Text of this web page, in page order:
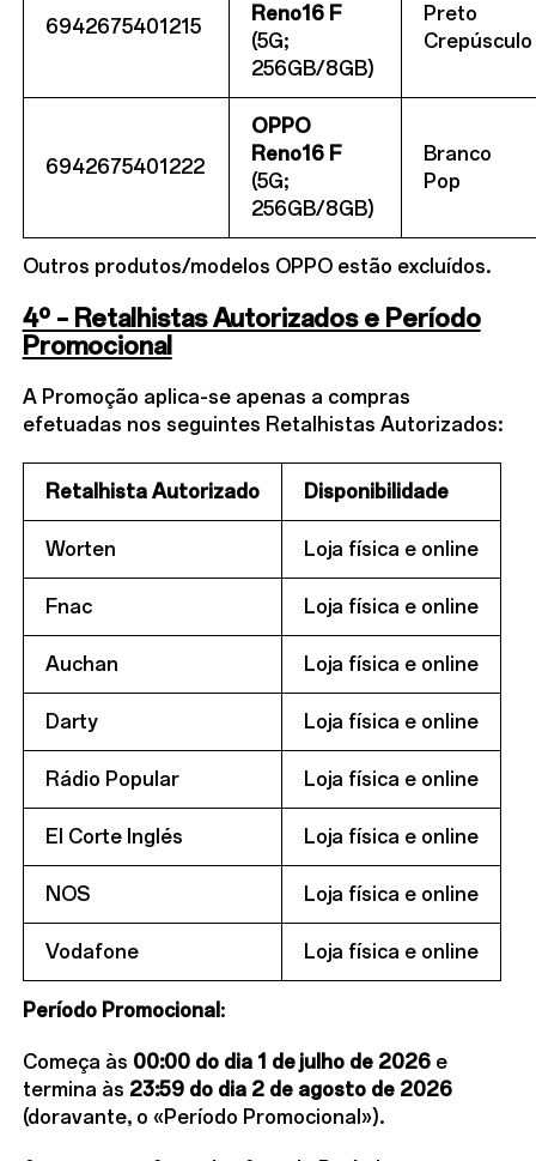
6942675401215
Reno16 F
(5G;
256GB/8GB)
Preto
Crepúsculo
6942675401222
OPPO
Reno16 F
(5G;
256GB/8GB)
Branco
Pop
Outros produtos/modelos OPPO estão excluídos.
4º – Retalhistas Autorizados e Período
Promocional
A Promoção aplica-se apenas a compras
efetuadas nos seguintes Retalhistas Autorizados:
Retalhista Autorizado Disponibilidade
Worten Loja física e online
Fnac Loja física e online
Auchan Loja física e online
Darty Loja física e online
Rádio Popular Loja física e online
El Corte Inglés Loja física e online
NOS Loja física e online
Vodafone Loja física e online
Período Promocional :
Começa às 00:00 do dia 1 de julho de 2026e
termina às 23:59 do dia 2 de agosto de 2026
(doravante, o «Período Promocional»).